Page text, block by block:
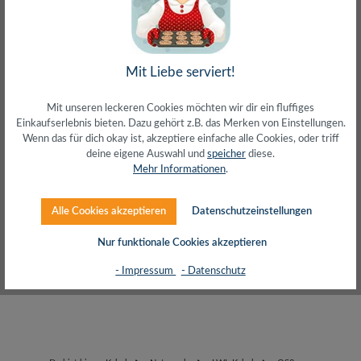
SALES
Produkte filtern
Mit Liebe serviert!
Mit unseren leckeren Cookies möchten wir dir ein fluffiges
Einkaufserlebnis bieten. Dazu gehört z.B. das Merken von Einstellungen.
Wenn das für dich okay ist, akzeptiere einfache alle Cookies, oder triff
deine eigene Auswahl und speicher diese.
Mehr Informationen.
Alle Cookies akzeptieren Datenschutzeinstellungen
Nur funktionale Cookies akzeptieren
- Impressum - Datenschutz